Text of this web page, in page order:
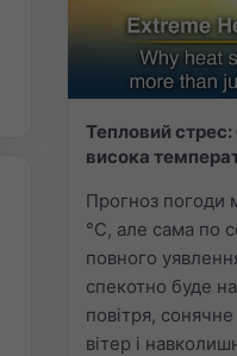
Тепловий стрес:
висока
Прогноз погоди
°C, але сама по
повного
спекотно буде
повітря,
вітер і